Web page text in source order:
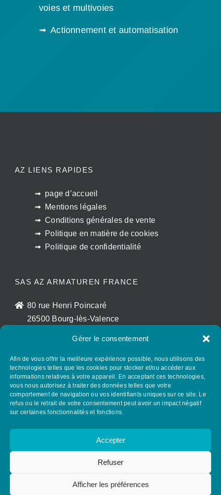
Gérer le consentement
Afin de vous offrir la meilleure expérience possible, nous utilisons des
technologies telles que les cookies pour stocker et/ou accéder aux
informations relatives à votre appareil. En acceptant ces technologies,
vous nous autorisez à traiter des données telles que votre
comportement de navigation ou vos identifiants uniques sur ce site. Le
refus ou le retrait de votre consentement peut avoir un impact négatif
sur certaines fonctionnalités et fonctions.
Accepter
Refuser
Afficher les préférences
voies et multivoies
Actionnement et automatisation
AZ LIENS RAPIDES
page d’accueil
Mentions légales
Conditions générales de vente
Politique en matière de cookies
Politique de confidentialité
SAS AZ ARMATUREN FRANCE
80 rue Henri Poincaré
26500 Bourg-lès-Valence
+33 (0)7 72 25 48 56
SUIVEZ AZ GROUP SUR LES RÉSEAUX
SOCIAUX